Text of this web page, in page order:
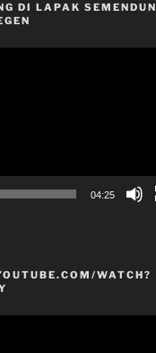
DI LAPAK
04:25
WATCH?